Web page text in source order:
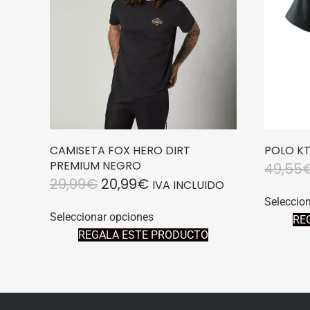
CAMISETA FOX HERO DIRT
PREMIUM NEGRO
29,99€ EL
ORIGINAL
ERA:
20,99€EL
ACTUAL
ES:
IVA INCLUIDO
Seleccionar opcionesproducto
tiene
Las
REGALA ESTE PRODUCTO
POLO
49,55